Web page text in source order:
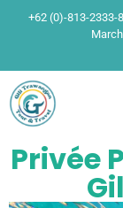
+62 (0)-813-2333-
Privée